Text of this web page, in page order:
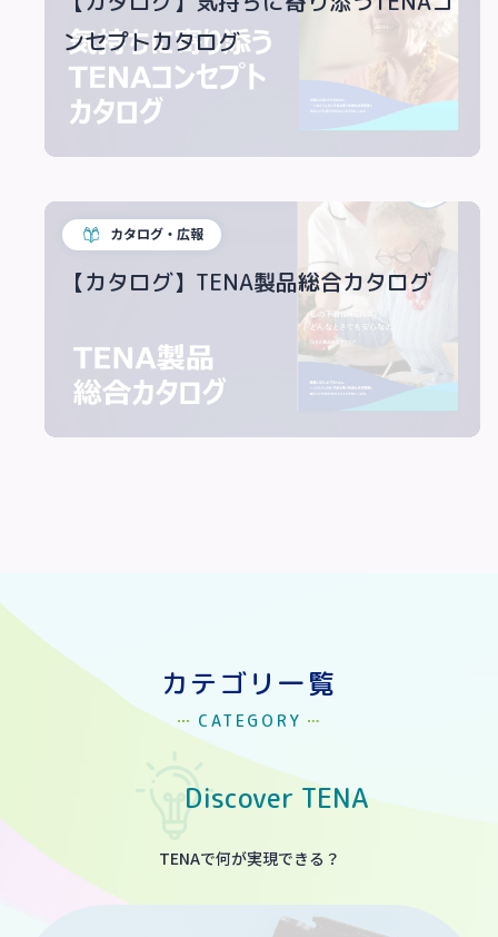
ンセプトカタログ
カタログ・広報
【カタログ】TENA製品総合カタログ
カテゴリ一覧
CATEGORY
Discover TENA
TENAで何が実現できる？